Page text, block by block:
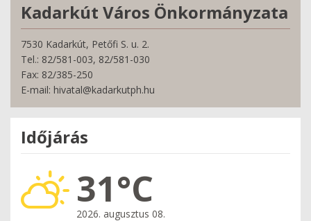
Kadarkút Város Önkormányzata
7530 Kadarkút, Petőfi S. u. 2.
Tel.: 82/581-003, 82/581-030
Fax: 82/385-250
E-mail: hivatal@kadarkutph.hu
Időjárás
31°C
2026. augusztus 08.